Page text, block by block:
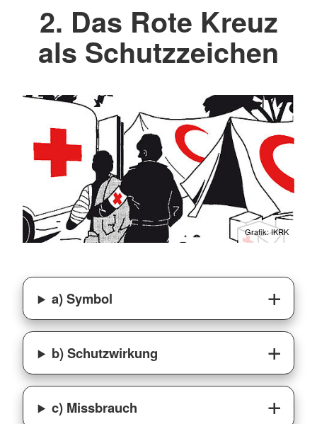
2. Das Rote Kreuz
als Schutzzeichen
Grafik: IKRK
a) Symbol
b) Schutzwirkung
c) Missbrauch